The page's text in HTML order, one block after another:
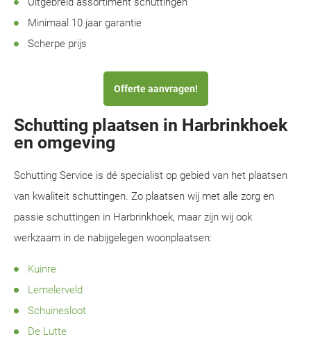
Minimaal 10 jaar garantie
Scherpe prijs
Offerte aanvragen!
Schutting plaatsen in Harbrinkhoek
en omgeving
Schutting Service is dé specialist op gebied van het plaatsen
van kwaliteit schuttingen. Zo plaatsen wij met alle zorg en
passie schuttingen in Harbrinkhoek, maar zijn wij ook
werkzaam in de nabijgelegen woonplaatsen:
Kuinre
Lemelerveld
Schuinesloot
De Lutte